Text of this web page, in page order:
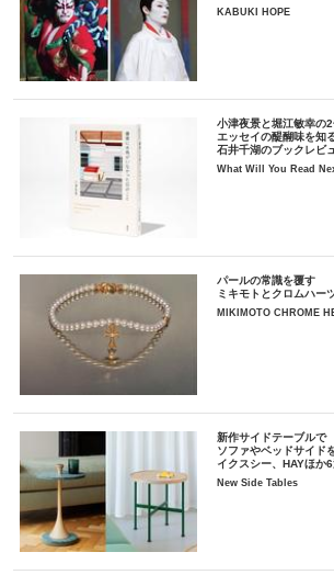
KABUKI HOPE
小津夜景と堀江敏幸の
エッセイの醍醐味を知
石井千湖のブックレビ
What Will You Read
パールの常識を覆す
ミキモトとクロムハー
MIKIMOTO CHROME
新作サイドテーブルで
ソファやベッドサイド
イクスシー、HAYほか
New Side Tables